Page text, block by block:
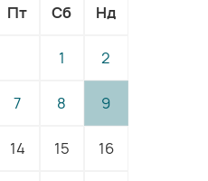
Пт Сб Нд
1 2
7 8 9
14 15 16